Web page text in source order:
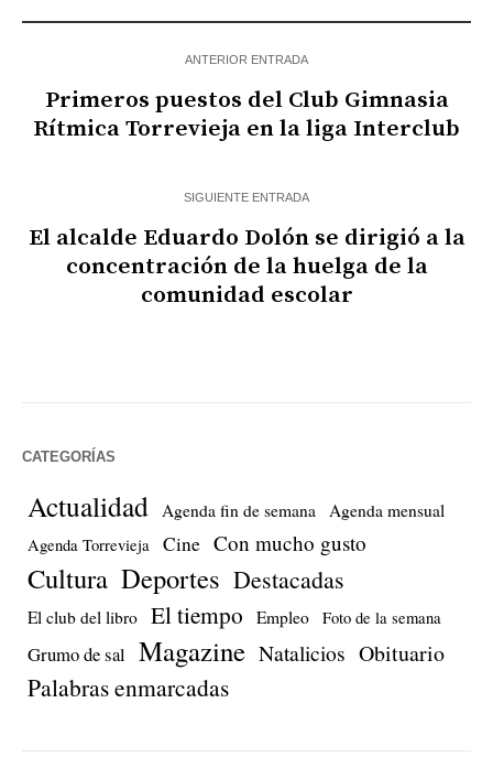
ANTERIOR ENTRADA
Primeros puestos del Club Gimnasia
Rítmica Torrevieja en la liga Interclub
SIGUIENTE ENTRADA
El alcalde Eduardo Dolón se dirigió a la
concentración de la huelga de la
comunidad escolar
CATEGORÍAS
Actualidad Agenda fin de semana Agenda mensual
Agenda Torrevieja Cine Con mucho gusto
Cultura Deportes Destacadas
El club del libro El tiempo Empleo Foto de la semana
Grumo de sal Magazine Natalicios Obituario
Palabras enmarcadas